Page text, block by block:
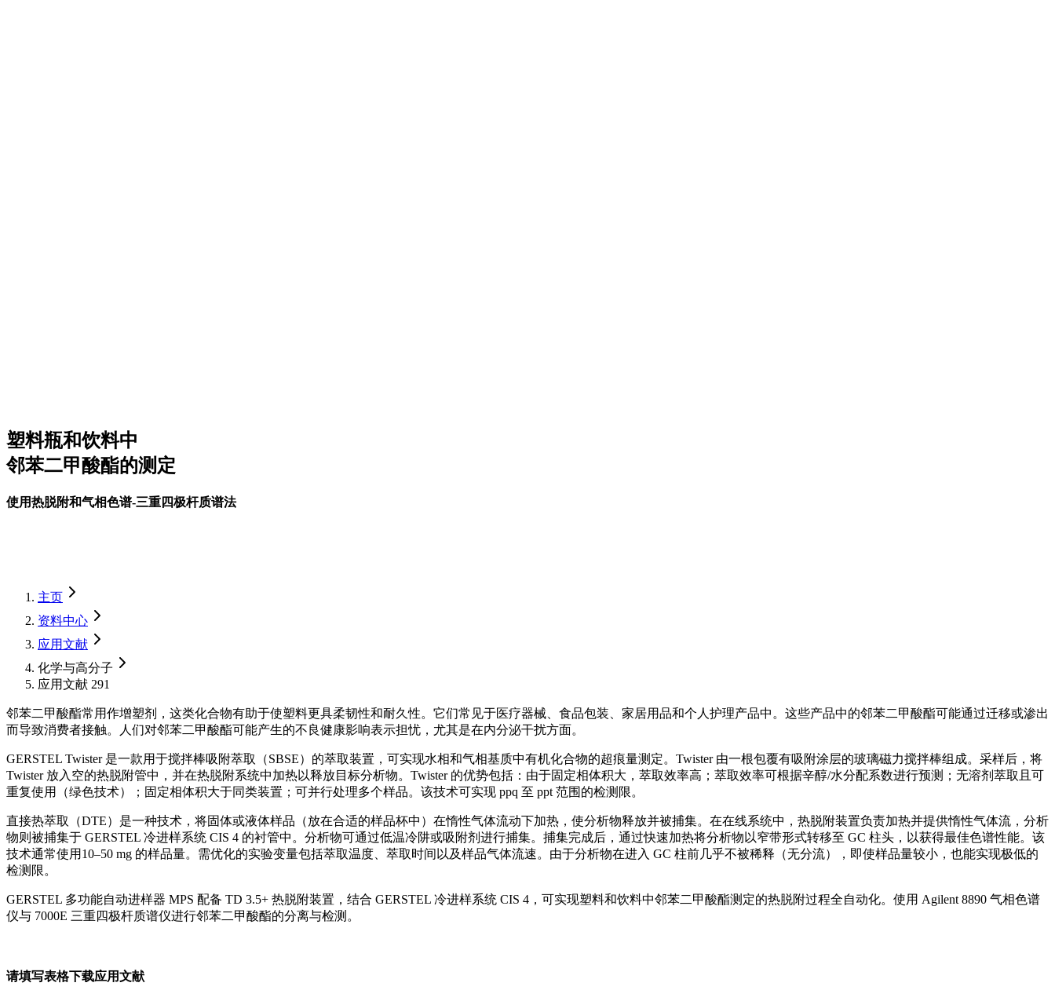
塑料瓶和饮料中
邻苯二甲酸酯的测定
使用热脱附和气相色谱-三重四极杆质谱法
主页
资料中心
应用文献
化学与高分子
应用文献 291
邻苯二甲酸酯常用作增塑剂，这类化合物有助于使塑料更具柔韧性和耐久性。它们常见于医疗器械、食品包装、家居用品和个人护理产品中。这些产品中的邻苯二甲酸酯可能通过迁移或渗出
而导致消费者接触。人们对邻苯二甲酸酯可能产生的不良健康影响表示担忧，尤其是在内分泌干扰方面。
GERSTEL Twister 是一款用于搅拌棒吸附萃取（SBSE）的萃取装置，可实现水相和气相基质中有机化合物的超痕量测定。Twister 由一根包覆有吸附涂层的玻璃磁力搅拌棒组成。采样后，将
Twister 放入空的热脱附管中，并在热脱附系统中加热以释放目标分析物。Twister 的优势包括：由于固定相体积大，萃取效率高；萃取效率可根据辛醇/水分配系数进行预测；无溶剂萃取且可
重复使用（绿色技术）；固定相体积大于同类装置；可并行处理多个样品。该技术可实现 ppq 至 ppt 范围的检测限。
直接热萃取（DTE）是一种技术，将固体或液体样品（放在合适的样品杯中）在惰性气体流动下加热，使分析物释放并被捕集。在在线系统中，热脱附装置负责加热并提供惰性气体流，分析
物则被捕集于 GERSTEL 冷进样系统 CIS 4 的衬管中。分析物可通过低温冷阱或吸附剂进行捕集。捕集完成后，通过快速加热将分析物以窄带形式转移至 GC 柱头，以获得最佳色谱性能。该
技术通常使用10–50 mg 的样品量。需优化的实验变量包括萃取温度、萃取时间以及样品气体流速。由于分析物在进入 GC 柱前几乎不被稀释（无分流），即使样品量较小，也能实现极低的
检测限。
GERSTEL 多功能自动进样器 MPS 配备 TD 3.5+ 热脱附装置，结合 GERSTEL 冷进样系统 CIS 4，可实现塑料和饮料中邻苯二甲酸酯测定的热脱附过程全自动化。使用 Agilent 8890 气相色谱
仪与 7000E 三重四极杆质谱仪进行邻苯二甲酸酯的分离与检测。
请填写表格下载应用文献